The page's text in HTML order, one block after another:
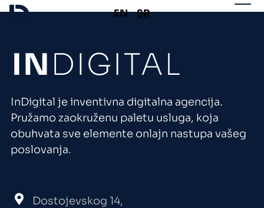
EN SR
InDigital je inventivna digitalna agencija.
Pružamo zaokruženu paletu usluga, koja
obuhvata sve elemente onlajn nastupa vašeg
poslovanja.
Dostojevskog 14,